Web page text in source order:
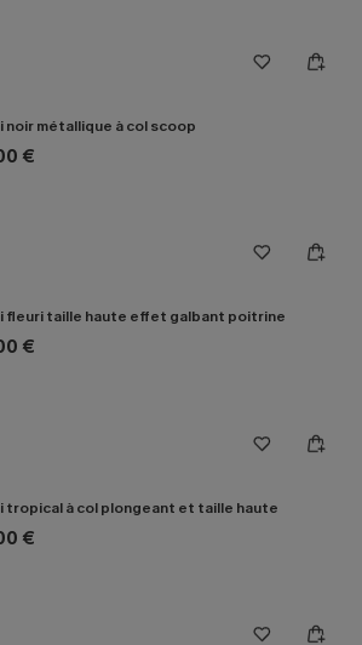
noir métallique à col scoop
€
fleuri taille haute effet galbant poitrine
€
tropical à col plongeant et taille haute
€